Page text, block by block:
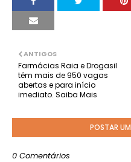
ANTIGOS
Farmácias Raia e Drogasil
têm mais de 950 vagas
abertas e para início
imediato. Saiba Mais
POSTAR
0 Comentários